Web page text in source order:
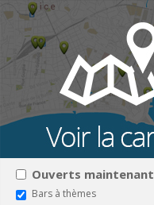
Ouverts maintenant
Bars à thèmes